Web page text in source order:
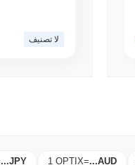
لا تصنيف
...JPY 1 OPTIX=...AUD